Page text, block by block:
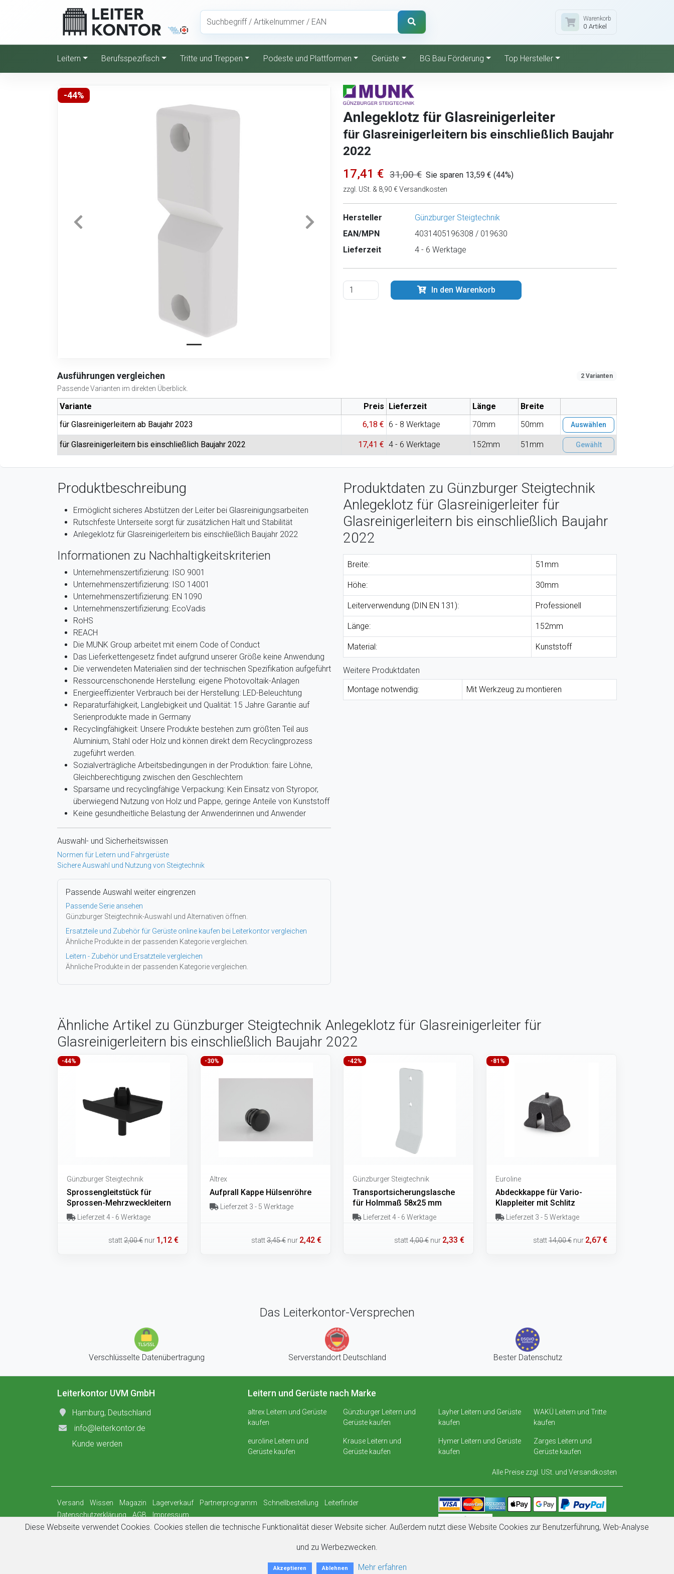
Warenkorb
0 Artikel
Leitern Berufsspezifisch Tritte und Treppen Podeste und Plattformen Gerüste BG Bau Förderung Top Hersteller
-44%
Anlegeklotz für Glasreinigerleiter
für Glasreinigerleitern bis einschließlich Baujahr
2022
17,41 € 31,00 € Sie sparen 13,59 € (44%)
zzgl. USt. & 8,90 € Versandkosten
Hersteller
Günzburger Steigtechnik
EAN/MPN
4031405196308 / 019630
Lieferzeit
4 - 6 Werktage
In den Warenkorb
Ausführungen vergleichen
Passende Varianten im direkten Überblick.
2 Varianten
Variante Preis Lieferzeit Länge
Breite
für Glasreinigerleitern ab Baujahr 2023
6,18 € 6 - 8 Werktage 70mm 50mm Auswählen
für Glasreinigerleitern bis einschließlich Baujahr 2022 17,41 € 4 - 6 Werktage 152mm 51mm Gewählt
Produktbeschreibung
Ermöglicht sicheres Abstützen der Leiter bei Glasreinigungsarbeiten
Rutschfeste Unterseite sorgt für zusätzlichen Halt und Stabilität
Anlegeklotz für Glasreinigerleitern bis einschließlich Baujahr 2022
Informationen zu Nachhaltigkeitskriterien
Unternehmenszertifizierung: ISO 9001
Unternehmenszertifizierung: ISO 14001
Unternehmenszertifizierung: EN 1090
Unternehmenszertifizierung: EcoVadis
RoHS
REACH
Die MUNK Group arbeitet mit einem Code of Conduct
Das Lieferkettengesetz findet aufgrund unserer Größe keine Anwendung
Die verwendeten Materialien sind der technischen Spezifikation aufgeführt
Ressourcenschonende Herstellung: eigene Photovoltaik-Anlagen
Energieeffizienter Verbrauch bei der Herstellung: LED-Beleuchtung
Reparaturfähigkeit, Langlebigkeit und Qualität: 15 Jahre Garantie auf
Serienprodukte made in Germany
Recyclingfähigkeit: Unsere Produkte bestehen zum größten Teil aus
Aluminium, Stahl oder Holz und können direkt dem Recyclingprozess
zugeführt werden.
Sozialverträgliche Arbeitsbedingungen in der Produktion: faire Löhne,
Gleichberechtigung zwischen den Geschlechtern
Sparsame und recyclingfähige Verpackung: Kein Einsatz von Styropor,
überwiegend Nutzung von Holz und Pappe, geringe Anteile von Kunststoff
Keine gesundheitliche Belastung der Anwenderinnen und Anwender
Auswahl- und Sicherheitswissen
Normen für Leitern und Fahrgerüste
Sichere Auswahl und Nutzung von Steigtechnik
Passende Auswahl weiter eingrenzen
Passende Serie ansehen
Günzburger Steigtechnik-Auswahl und Alternativen öffnen.
Ersatzteile und Zubehör für Gerüste online kaufen bei Leiterkontor vergleichen
Ähnliche Produkte in der passenden Kategorie vergleichen.
Leitern - Zubehör und Ersatzteile vergleichen
Ähnliche Produkte in der passenden Kategorie vergleichen.
Produktdaten zu Günzburger Steigtechnik
Anlegeklotz für Glasreinigerleiter für
Glasreinigerleitern bis einschließlich Baujahr
2022
Breite: 51mm
Höhe: 30mm
Leiterverwendung (DIN EN 131): Professionell
Länge: 152mm
Material: Kunststoff
Weitere Produktdaten
Montage notwendig:
Mit Werkzeug zu montieren
Ähnliche Artikel zu Günzburger Steigtechnik Anlegeklotz für Glasreinigerleiter für
Glasreinigerleitern bis einschließlich Baujahr 2022
-44%
Günzburger Steigtechnik
Sprossengleitstück für
Sprossen-Mehrzweckleitern
Lieferzeit 4 - 6 Werktage
statt2,00 € nur 1,12 €
-30%
Altrex
Aufprall Kappe Hülsenröhre
Lieferzeit 3 - 5 Werktage
statt3,45 € nur 2,42 €
-42%
Günzburger Steigtechnik
Transportsicherungslasche
für Holmmaß 58x25 mm
Lieferzeit 4 - 6 Werktage
statt4,00 € nur 2,33 €
-81%
Euroline
Abdeckkappe für Vario-
Klappleiter mit Schlitz
Lieferzeit 3 - 5 Werktage
statt14,00 € nur 2,67 €
Das Leiterkontor-Versprechen
Verschlüsselte Datenübertragung Serverstandort Deutschland Bester Datenschutz
Leiterkontor UVM GmbH
Hamburg, Deutschland
info@leiterkontor.de
Kunde werden
Leitern und Gerüste nach Marke
altrex Leitern und Gerüste
kaufen
euroline Leitern und
Gerüste kaufen
Günzburger Leitern und
Gerüste kaufen
Krause Leitern und
Gerüste kaufen
Layher Leitern und Gerüste
kaufen
Hymer Leitern und Gerüste
kaufen
WAKÜ Leitern und Tritte
kaufen
Zarges Leitern und
Gerüste kaufen
Alle Preise zzgl. USt. und Versandkosten
Versand Wissen Magazin Lagerverkauf Partnerprogramm Schnellbestellung
Leiterfinder
Datenschutzerklärung
AGB
Impressum
© 2026
Leiterkontor UVM GmbH
Diese Webseite verwendet Cookies. Cookies stellen die technische Funktionalität dieser Website sicher. Außerdem nutzt diese Website Cookies zur Benutzerführung, Web-Analyse
und zu Werbezwecken.
Akzeptieren Ablehnen Mehr erfahren